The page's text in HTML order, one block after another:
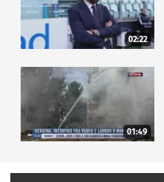
02:22
01:49